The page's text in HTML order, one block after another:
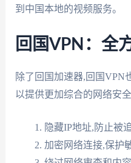
到中国本地的视频服务。
回国VPN：全
除了回国加速器,回国VPN
以提供更加综合的网络安
隐藏IP地址,防止被
加密网络连接,保护